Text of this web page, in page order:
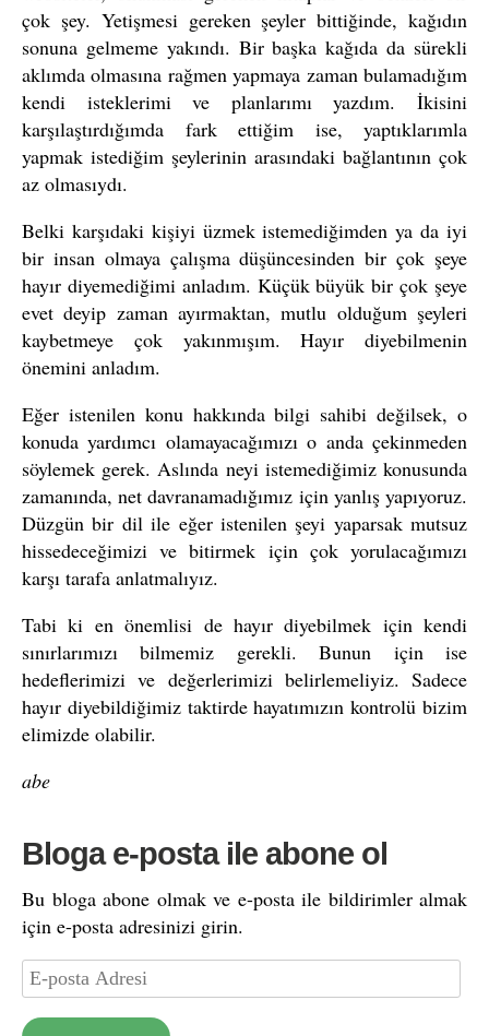
çok şey. Yetişmesi gereken şeyler bittiğinde, kağıdın
sonuna gelmeme yakındı. Bir başka kağıda da sürekli
aklımda olmasına rağmen yapmaya zaman bulamadığım
kendi isteklerimi ve planlarımı yazdım. İkisini
karşılaştırdığımda fark ettiğim ise, yaptıklarımla
yapmak istediğim şeylerinin arasındaki bağlantının çok
az olmasıydı.
Belki karşıdaki kişiyi üzmek istemediğimden ya da iyi
bir insan olmaya çalışma düşüncesinden bir çok şeye
hayır diyemediğimi anladım. Küçük büyük bir çok şeye
evet deyip zaman ayırmaktan, mutlu olduğum şeyleri
kaybetmeye çok yakınmışım. Hayır diyebilmenin
önemini anladım.
Eğer istenilen konu hakkında bilgi sahibi değilsek, o
konuda yardımcı olamayacağımızı o anda çekinmeden
söylemek gerek. Aslında neyi istemediğimiz konusunda
zamanında, net davranamadığımız için yanlış yapıyoruz.
Düzgün bir dil ile eğer istenilen şeyi yaparsak mutsuz
hissedeceğimizi ve bitirmek için çok yorulacağımızı
karşı tarafa anlatmalıyız.
Tabi ki en önemlisi de hayır diyebilmek için kendi
sınırlarımızı bilmemiz gerekli. Bunun için ise
hedeflerimizi ve değerlerimizi belirlemeliyiz. Sadece
hayır diyebildiğimiz taktirde hayatımızın kontrolü bizim
elimizde olabilir.
abe
Bloga e-posta ile abone ol
Bu bloga abone olmak ve e-posta ile bildirimler almak
için e-posta adresinizi girin.